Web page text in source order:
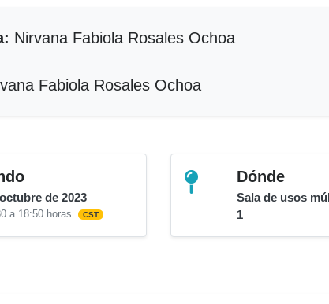
Nirvana Fabiola Rosales Ochoa
Fabiola Rosales Ochoa
de 2023
a 18:50 horas CST
Dónde
Sala de usos
1